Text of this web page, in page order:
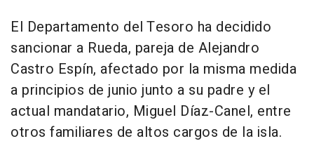
El Departamento del Tesoro ha decidido
sancionar a Rueda, pareja de Alejandro
Castro Espín, afectado por la misma medida
a principios de junio junto a su padre y el
actual mandatario, Miguel Díaz-Canel, entre
otros familiares de altos cargos de la isla.